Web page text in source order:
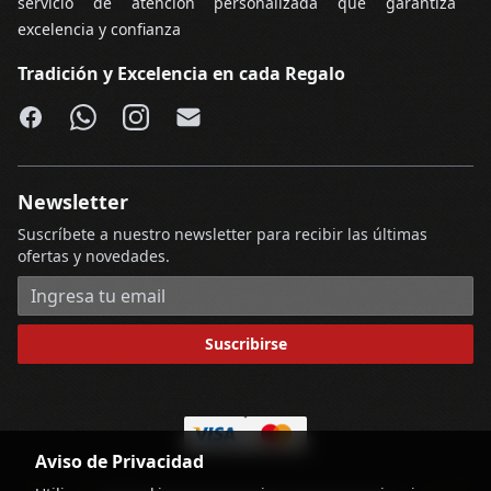
Aviso de Privacidad
excelencia y confianza
Tradición y Excelencia en cada Regalo
Facebook
WhatsApp
Instagram
Email
Newsletter
Suscríbete a nuestro newsletter para recibir las últimas
ofertas y novedades.
Dirección de correo electrónico
Suscribirse